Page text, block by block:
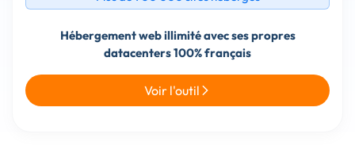
Hébergement web illimité avec ses propres
Voir l'outil